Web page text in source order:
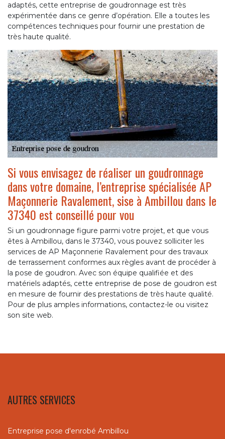
adaptés, cette entreprise de goudronnage est très
expérimentée dans ce genre d’opération. Elle a toutes les
compétences techniques pour fournir une prestation de
très haute qualité.
Si vous envisagez de réaliser un goudronnage
dans votre domaine, l’entreprise spécialisée AP
Maçonnerie Ravalement, sise à Ambillou dans le
37340 est conseillé pour vou
Si un goudronnage figure parmi votre projet, et que vous
êtes à Ambillou, dans le 37340, vous pouvez solliciter les
services de AP Maçonnerie Ravalement pour des travaux
de terrassement conformes aux règles avant de procéder à
la pose de goudron. Avec son équipe qualifiée et des
matériels adaptés, cette entreprise de pose de goudron est
en mesure de fournir des prestations de très haute qualité.
Pour de plus amples informations, contactez-le ou visitez
son site web.
AUTRES SERVICES
Entreprise pose d'enrobé Ambillou